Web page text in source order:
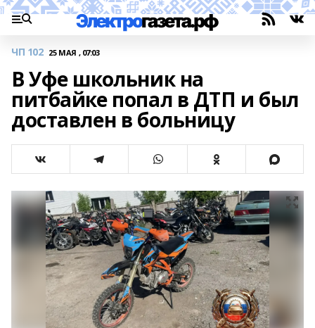
ЧП 102 25 МАЯ , 07:03
В Уфе школьник на
питбайке попал в ДТП и был
доставлен в больницу